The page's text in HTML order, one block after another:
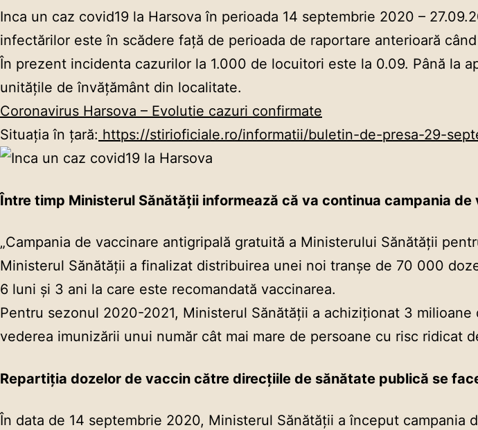
Inca un caz covid19 la Harsova în perioada 14 septembrie 2020 –
infectărilor este în scădere față de perioada de raportare anterioară
În prezent incidenta cazurilor la 1.000 de locuitori este la 0.09. Până la
unitățile de învățământ din localitate.
Coronavirus Harsova – Evolutie cazuri confirmate
Situația în țară: https://stirioficiale.ro/informatii/buletin-de-presa-29-
Între timp Ministerul Sănătății informează că va continua campania
„Campania de vaccinare antigripală gratuită a Ministerului Sănătății
Ministerul Sănătății a finalizat distribuirea unei noi tranșe de 70 000
6 luni și 3 ani la care este recomandată vaccinarea.
Pentru sezonul 2020-2021, Ministerul Sănătăţii a achiziţionat 3
vederea imunizării unui număr cât mai mare de persoane cu risc ridicat
Repartiţia dozelor de vaccin către direcţiile de sănătate publică se
În data de 14 septembrie 2020, Ministerul Sănătății a început